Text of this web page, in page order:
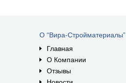
О “Вира-Стройматериалы”
Главная
О Компании
Отзывы